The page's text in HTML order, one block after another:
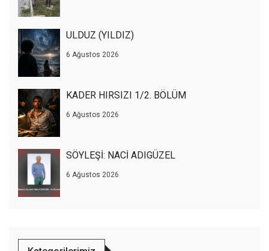
ULDUZ (YILDIZ)
6 Ağustos 2026
KADER HIRSIZI 1/2. BÖLÜM
6 Ağustos 2026
SÖYLEŞİ: NACİ ADIGÜZEL
6 Ağustos 2026